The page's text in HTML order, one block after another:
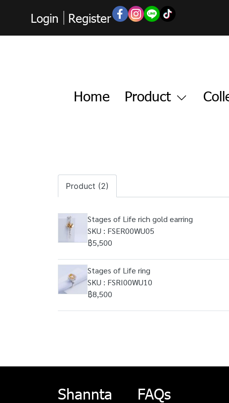
Login Register
Home Product
Product (2)
Stages of Life rich gold earring
SKU : FSER00WU05
฿5,500
Stages of Life ring
SKU : FSRI00WU10
฿8,500
Shannta FAQs